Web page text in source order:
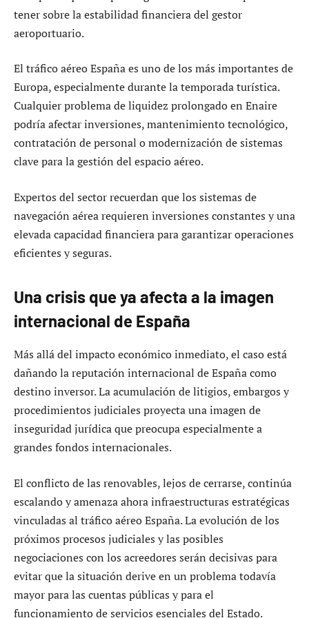
tener sobre la estabilidad financiera del gestor
aeroportuario.
El tráfico aéreo España es uno de los más importantes de
Europa, especialmente durante la temporada turística.
Cualquier problema de liquidez prolongado en Enaire
podría afectar inversiones, mantenimiento tecnológico,
contratación de personal o modernización de sistemas
clave para la gestión del espacio aéreo.
Expertos del sector recuerdan que los sistemas de
navegación aérea requieren inversiones constantes y una
elevada capacidad financiera para garantizar operaciones
eficientes y seguras.
Una crisis que ya afecta a la imagen
internacional de España
Más allá del impacto económico inmediato, el caso está
dañando la reputación internacional de España como
destino inversor. La acumulación de litigios, embargos y
procedimientos judiciales proyecta una imagen de
inseguridad jurídica que preocupa especialmente a
grandes fondos internacionales.
El conflicto de las renovables, lejos de cerrarse, continúa
escalando y amenaza ahora infraestructuras estratégicas
vinculadas al tráfico aéreo España. La evolución de los
próximos procesos judiciales y las posibles
negociaciones con los acreedores serán decisivas para
evitar que la situación derive en un problema todavía
mayor para las cuentas públicas y para el
funcionamiento de servicios esenciales del Estado.